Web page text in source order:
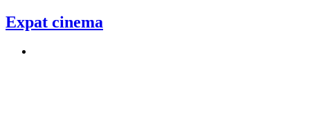
Expat cinema